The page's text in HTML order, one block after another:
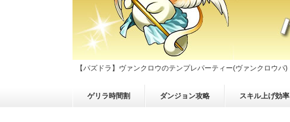
【パズドラ】ヴァンクロウのテンプレパーティー(ヴァンクロウパ)
ゲリラ時間割 ダンジョン攻略 スキル上げ効率